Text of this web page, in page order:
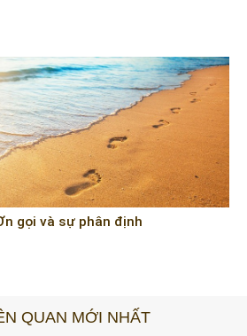
gọi và sự phân định
QUAN MỚI NHẤT